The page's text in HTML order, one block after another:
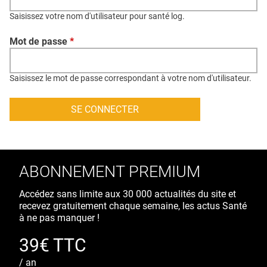
CONTACT
CRÉDITS
Saisissez votre nom d'utilisateur pour santé log.
Mot de passe *
Saisissez le mot de passe correspondant à votre nom d'utilisateur.
ABONNEMENT PREMIUM
Accédez sans limite aux 30 000 actualités du site et
recevez gratuitement chaque semaine, les actus Santé
à ne pas manquer !
39€ TTC
/ an